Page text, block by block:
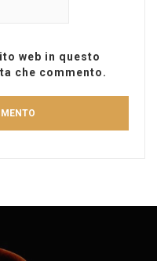
web in questo
che commento.